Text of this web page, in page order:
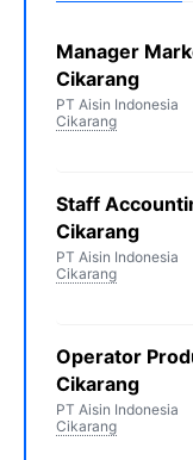
Manager
Cikarang
PT Aisin Indonesia
Cikarang
Staff
Cikarang
PT Aisin Indonesia
Cikarang
Operator
Cikarang
PT Aisin Indonesia
Cikarang